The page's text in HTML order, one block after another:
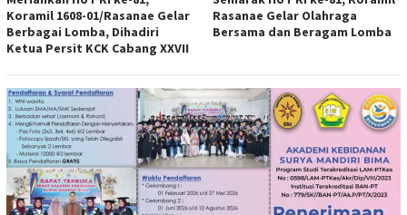
Koramil 1608-01/Rasanae Gelar
Berbagai Lomba, Dihadiri
Ketua Persit KCK Cabang XXVII
Rasanae Gelar Olahraga
Bersama dan Beragam Lomba